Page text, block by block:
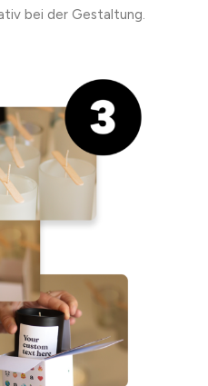
bei der Gestaltung.